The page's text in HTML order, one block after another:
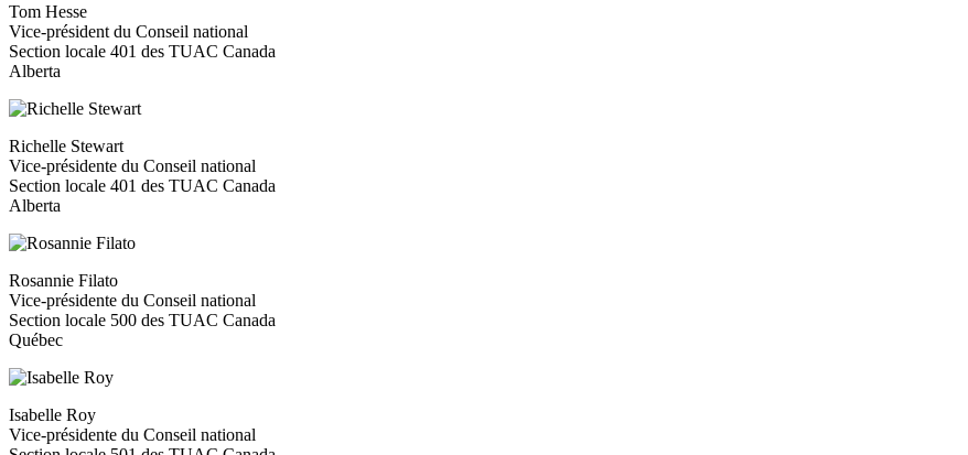
Tom Hesse
Vice-président du Conseil national
Section locale 401 des TUAC Canada
Alberta
Richelle Stewart
Vice-présidente du Conseil national
Section locale 401 des TUAC Canada
Alberta
Rosannie Filato
Vice-présidente du Conseil national
Section locale 500 des TUAC Canada
Québec
Isabelle Roy
Vice-présidente du Conseil national